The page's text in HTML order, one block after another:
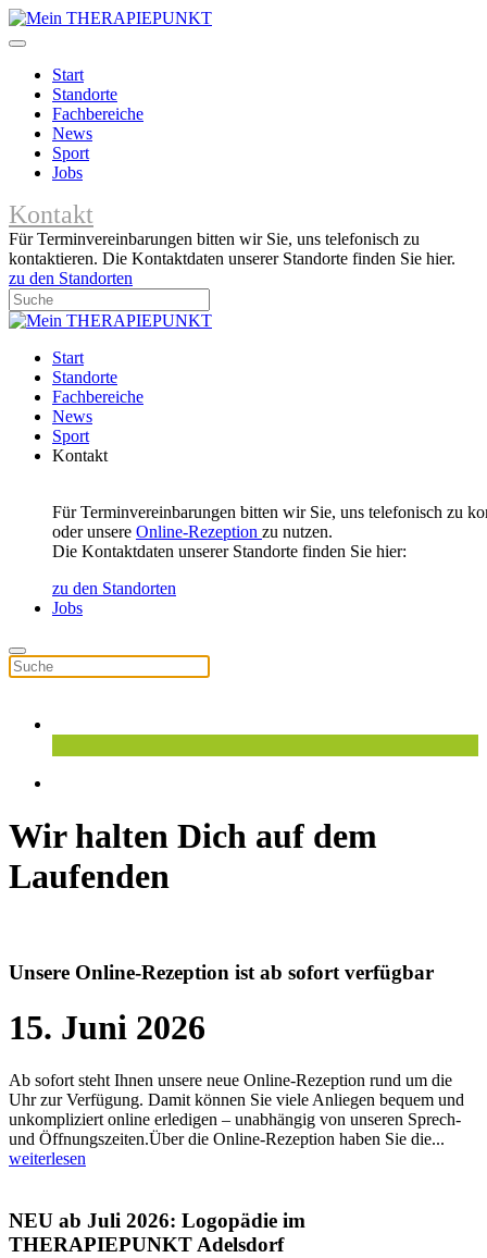
Start
Standorte
Fachbereiche
News
Sport
Jobs
Kontakt
Für Terminvereinbarungen bitten wir Sie, uns telefonisch zu
kontaktieren. Die Kontaktdaten unserer Standorte finden Sie hier.
zu den Standorten
Start
Standorte
Fachbereiche
News
Sport
Kontakt
Für Terminvereinbarungen bitten wir Sie, uns telefonisch zu
oder unsere Online-Rezeption zu nutzen.
Die Kontaktdaten unserer Standorte finden Sie hier:
zu den Standorten
Jobs
Wir halten Dich auf dem
Laufenden
Unsere Online-Rezeption ist ab sofort verfügbar
15. Juni 2026
Ab sofort steht Ihnen unsere neue Online-Rezeption rund um die
Uhr zur Verfügung. Damit können Sie viele Anliegen bequem und
unkompliziert online erledigen – unabhängig von unseren Sprech-
und Öffnungszeiten.Über die Online-Rezeption haben Sie die...
weiterlesen
NEU ab Juli 2026: Logopädie im
THERAPIEPUNKT Adelsdorf